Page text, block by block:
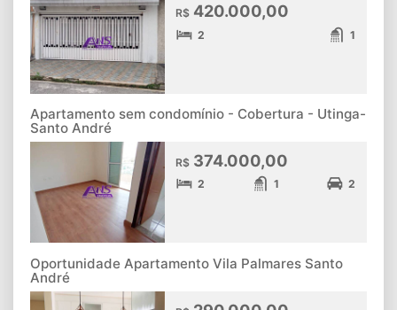
R$ 420.000,00
2 1
Apartamento sem condomínio - Cobertura - Utinga-
Santo André
R$ 374.000,00
2 1 2
Oportunidade Apartamento Vila Palmares Santo
André